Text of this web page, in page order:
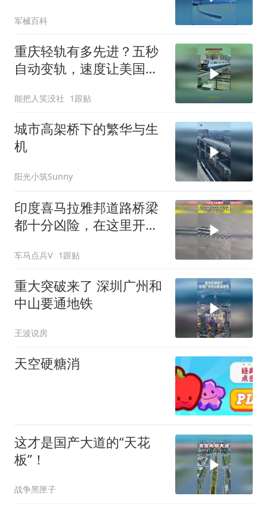
军械百科
重庆轻轨有多先进？五秒
自动变轨，速度让美国望
能把人笑没社 1跟贴
城市高架桥下的繁华与生
机
阳光小筑Sunny
印度喜马拉雅邦道路桥梁
都十分凶险，在这里开车
车马点兵V 1跟贴
重大突破来了 深圳广州和
中山要通地铁
王波说房
天空硬糖消
这才是国产大道的“天花
板”！
战争黑匣子